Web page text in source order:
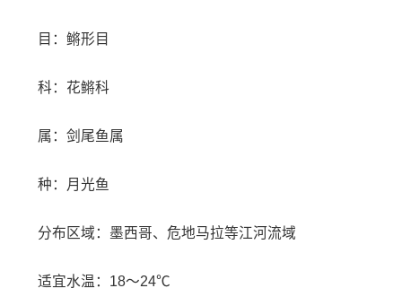
目：鳉形目
科：花鳉科
属：剑尾鱼属
种：月光鱼
分布区域：墨西哥、危地马拉等江河流域
适宜水温：18～24℃